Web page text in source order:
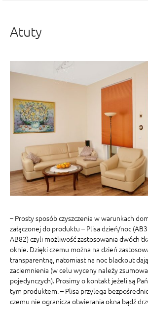
Atuty
– Prosty sposób czyszczenia w warunkach
załączonej do produktu – Plisa dzień/noc
AB82) czyli możliwość zastosowania dwóch
oknie. Dzięki czemu można na dzień
transparentną, natomiast na noc blackout
zaciemnienia (w celu wyceny należy
pojedynczych). Prosimy o kontakt jeżeli są
tym produktem. – Plisa przylega
czemu nie ogranicza otwierania okna bądź